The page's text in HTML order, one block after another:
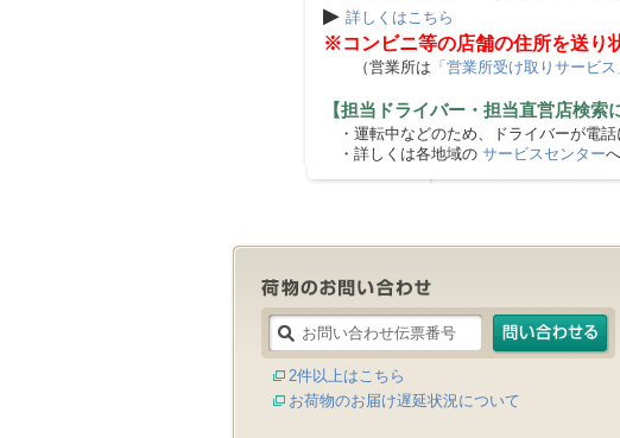
▶ 詳しくはこちら
※コンビニ等の店舗の住所を送り
（営業所は 「営業所受け取りサービス
【担当ドライバー・担当直営店検索
・運転中などのため、ドライバーが電話
・詳しくは各地域の サービスセンター
2件以上はこちら
お荷物のお届け遅延状況について